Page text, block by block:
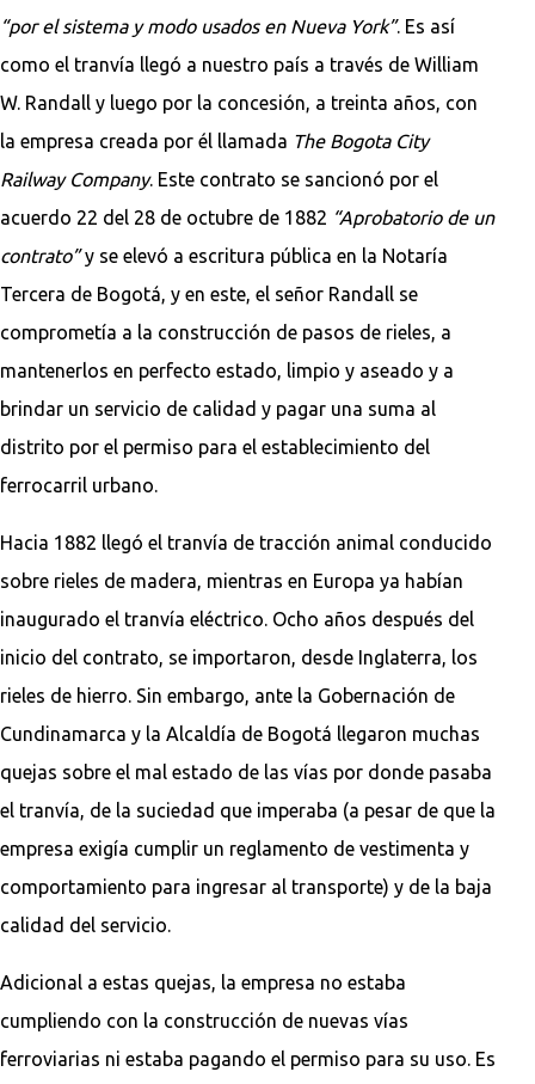
“por el sistema y modo usados en Nueva York”. Es así
como el tranvía llegó a nuestro país a través de William
W. Randall y luego por la concesión, a treinta años, con
la empresa creada por él llamada The Bogota City
Railway Company. Este contrato se sancionó por el
acuerdo 22 del 28 de octubre de 1882 “Aprobatorio de un
contrato”y se elevó a escritura pública en la Notaría
Tercera de Bogotá, y en este, el señor Randall se
comprometía a la construcción de pasos de rieles, a
mantenerlos en perfecto estado, limpio y aseado y a
brindar un servicio de calidad y pagar una suma al
distrito por el permiso para el establecimiento del
ferrocarril urbano.
Hacia 1882 llegó el tranvía de tracción animal conducido
sobre rieles de madera, mientras en Europa ya habían
inaugurado el tranvía eléctrico. Ocho años después del
inicio del contrato, se importaron, desde Inglaterra, los
rieles de hierro. Sin embargo, ante la Gobernación de
Cundinamarca y la Alcaldía de Bogotá llegaron muchas
quejas sobre el mal estado de las vías por donde pasaba
el tranvía, de la suciedad que imperaba (a pesar de que la
empresa exigía cumplir un reglamento de vestimenta y
comportamiento para ingresar al transporte) y de la baja
calidad del servicio.
Adicional a estas quejas, la empresa no estaba
cumpliendo con la construcción de nuevas vías
ferroviarias ni estaba pagando el permiso para su uso. Es